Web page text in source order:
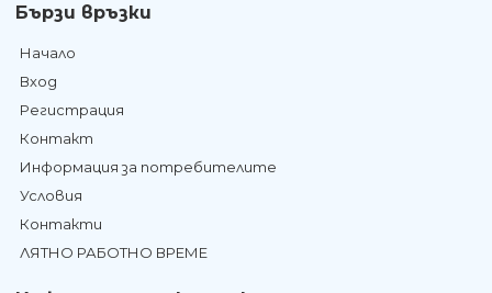
Бързи връзки
Начало
Вход
Регистрация
Контакт
Информация за потребителите
Условия
Контакти
ЛЯТНО РАБОТНО ВРЕМЕ